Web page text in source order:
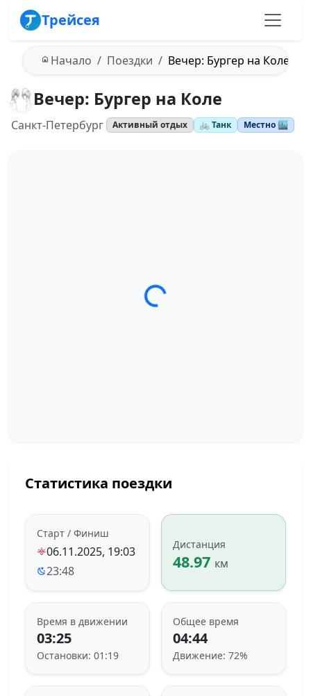
Трейсея
Начало Поездки Вечер: Бургер на Коле
Вечер: Бургер на Коле
Санкт-Петербург Активный отдых 🚲 Танк Местно 🏙️
Загрузка трека...
Статистика поездки
Старт / Финиш
06.11.2025, 19:03
23:48
Дистанция
48.97 км
Время в движении
03:25
Остановки: 01:19
Общее время
04:44
Движение: 72%